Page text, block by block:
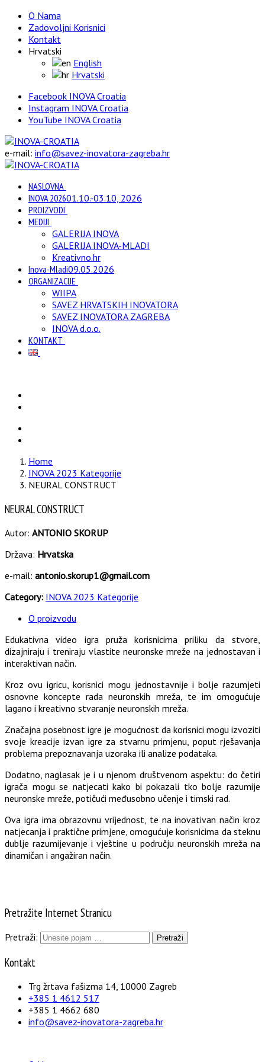
O Nama
Zadovoljni Korisnici
Kontakt
Hrvatski
English
Hrvatski
Facebook INOVA Croatia
Instagram INOVA Croatia
YouTube INOVA Croatia
e-mail: info@savez-inovatora-zagreba.hr
NASLOVNA
INOVA 202601.10.-03.10, 2026
PROIZVODI
MEDIJI
GALERIJA INOVA
GALERIJA INOVA-MLADI
Kreativno.hr
Inova-Mladi09.05.2026
ORGANIZACIJE
WIIPA
SAVEZ HRVATSKIH INOVATORA
SAVEZ INOVATORA ZAGREBA
INOVA d.o.o.
KONTAKT
Home
INOVA 2023 Kategorije
NEURAL CONSTRUCT
NEURAL CONSTRUCT
Autor: ANTONIO SKORUP
Država: Hrvatska
e-mail: antonio.skorup1@gmail.com
Category: INOVA 2023 Kategorije
O proizvodu
Edukativna video igra pruža korisnicima priliku da stvore,
dizajniraju i treniraju vlastite neuronske mreže na jednostavan i
interaktivan način.
Kroz ovu igricu, korisnici mogu jednostavnije i bolje razumjeti
osnovne koncepte rada neuronskih mreža, te im omogućuje
lagano i kreativno stvaranje neuronskih mreža.
Značajna posebnost igre je mogućnost da korisnici mogu izvoziti
svoje kreacije izvan igre za stvarnu primjenu, poput rješavanja
problema prepoznavanja uzoraka ili analize podataka.
Dodatno, naglasak je i u njenom društvenom aspektu: do četiri
igrača mogu se natjecati kako bi pokazali tko bolje razumije
neuronske mreže, potičući međusobno učenje i timski rad.
Ova igra ima obrazovnu vrijednost, te na inovativan način kroz
natjecanja i praktične primjene, omogućuje korisnicima da steknu
dublje razumijevanje i vještine u području neuronskih mreža na
dinamičan i angažiran način.
Pretražite Internet Stranicu
Pretraži:
Kontakt
Trg žrtava fašizma 14, 10000 Zagreb
+385 1 4612 517
+385 1 4662 680
info@savez-inovatora-zagreba.hr